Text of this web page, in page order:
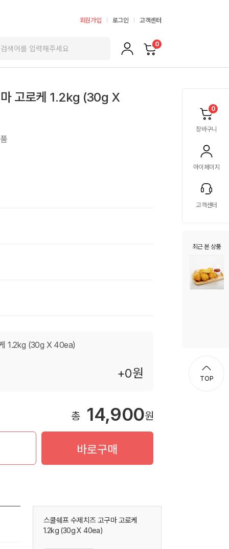
회원가입 로그인 고객센터
0
0
장바구니
마이페이지
고객센터
최근 본 상품
TOP
고로케 1.2kg (30g X
1.2kg (30g X 40ea)
+0원
총 14,900원
바로구매
스쿨쉐프 수제치즈 고구마 고로케
1.2kg (30g X 40ea)